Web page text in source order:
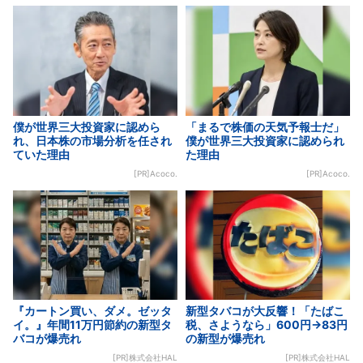
僕が世界三大投資家に認めら
れ、日本株の市場分析を任され
ていた理由
[PR]Acoco.
「まるで株価の天気予報士だ」
僕が世界三大投資家に認められ
た理由
[PR]Acoco.
『カートン買い、ダメ。ゼッタ
イ。』年間11万円節約の新型タ
バコが爆売れ
[PR]株式会社HAL
新型タバコが大反響！「たばこ
税、さようなら」600円→83円
の新型が爆売れ
[PR]株式会社HAL